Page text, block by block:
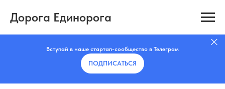
Дорога Единорога
Вступай в наше стартап-сообщество в Телеграм
ПОДПИСАТЬCЯ